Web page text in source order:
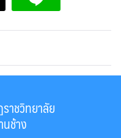
าชวิทยาลัย
ช้าง